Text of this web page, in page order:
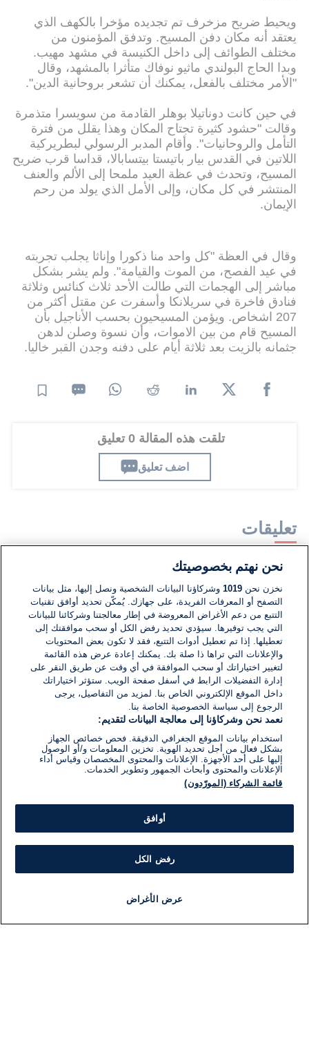
ويحيط ضريح مزخرف تم تجديده مؤخرا بالكهف الذي
يعتقد أنه مكان دفن المسيح. وتدفق المؤمنون من
مختلف الطوائف إلى داخل الكنيسة في مشهد مهيب.
وبدا الحاج البولندي ماثيو نوفاك متأثرا بالمشهد، وقال
"الأمر مختلف بالفعل، يمكنك أن تشعر بروحانية الدين".
في حين كانت دوناتيلا بوهلر القادمة من سويسرا متذمرة
وقالت "حشود كثيرة تجتاح المكان وهذا يقلل من فترة
التأمل والروحانيات". وأقام المدبر الرسولي لبطريركية
اللاتين في القدس بيار باتيستا بيتسابالا، قداسا قرب ضريح
المسيح، وتحدث في عظة العيد ملمحا إلى الألم والعنف
المنتشر في كل مكان، وإلى الأمل الذي يولد من رحم
الإيمان.
وقال في العظة "كل واحد منا ذكورا وإناثا يجلب تجربته
في عيد الفصح، من الموت والقيامة". ولم يشر بشكل
مباشر إلى الهجمات التي طالت الأحد ثلاث كنائس وثلاثة
فنادق فاخرة في سريلانكا وأسفرت عن مقتل أكثر من
207 اشخاص. ويؤمن المسيحيون بحسب الأناجيل بأن
المسيح قام من بين الاموات، وأن نسوة وصلن لدهن
جثمانه بالزيت بعد ثلاثة أيام على دفنه وجدن القبر خاليا.
تلقت هذه المقالة 0 تعليق
اضف تعليق
تعليقات
لا توجد تعليقات مكتوبة حتى الآن. كن الأول!
اكتب تعليقًا جديدًا ...
نحن نهتم بخصوصيتك
نخزن نحن1019 وشركاؤنا البيانات الشخصية ونصل إليها، مثل بيانات
التصفح أو المعرفات الفريدة، على جهازك. يُمكّن تحديد أوافق تقنيات
التتبع من دعم الأغراض المعروضة في إطار معالجتنا وشركائنا للبيانات
التي يجب توفيرها. سيؤدي تحديد رفض الكل أو سحب موافقتك إلى
تعطيلها. إذا تم تعطيل أدوات التتبع، فقد لا تكون بعض المحتويات
والإعلانات التي تراها ذا صلة بك. يمكنك إعادة عرض هذه القائمة
لتغيير اختياراتك أو سحب الموافقة في أي وقت عن طريق النقر على
إدارة التفضيلات الرابط في أسفل صفحة الويب. ستؤثر اختياراتك
داخل الموقع الإلكتروني الخاص بنا. لمزيد من التفاصيل، يرجى
الرجوع إلى سياسة الخصوصية الخاصة بنا.
نعمد نحن وشركاؤنا إلى معالجة البيانات لتقديم:
استخدام بيانات الموقع الجغرافي الدقيقة. فحص خصائص الجهاز
بشكل فعال من أجل تحديد الهوية. تخزين المعلومات و/أو الوصول
إليها على أحد الأجهزة. الإعلانات والمحتوى المخصصان وقياس أداء
الإعلانات والمحتوى وأبحاث الجمهور وتطوير الخدمات.
قائمة الشركاء (المورّدون)
أوافق
رفض الكل
عرض الأغراض